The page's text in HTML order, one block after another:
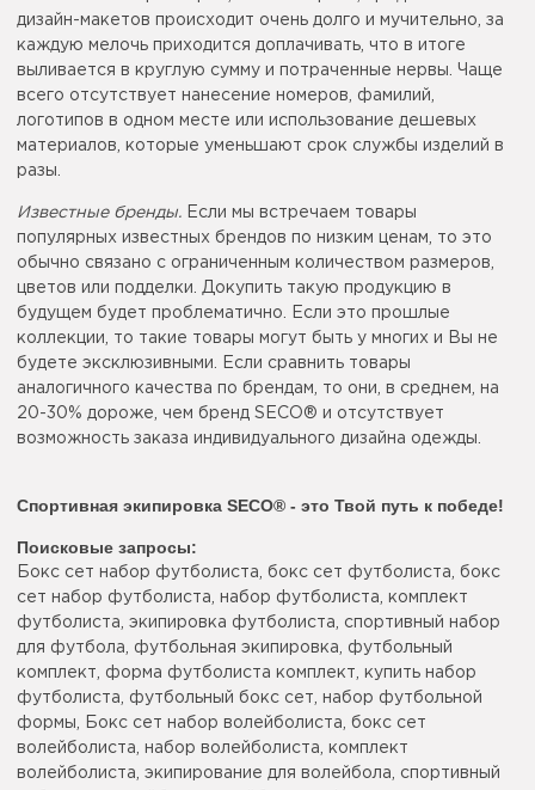
дизайн-макетов происходит очень долго и мучительно, за
каждую мелочь приходится доплачивать, что в итоге
выливается в круглую сумму и потраченные нервы. Чаще
всего отсутствует нанесение номеров, фамилий,
логотипов в одном месте или использование дешевых
материалов, которые уменьшают срок службы изделий в
разы.
Известные бренды. Если мы встречаем товары
популярных известных брендов по низким ценам, то это
обычно связано с ограниченным количеством размеров,
цветов или подделки. Докупить такую продукцию в
будущем будет проблематично. Если это прошлые
коллекции, то такие товары могут быть у многих и Вы не
будете эксклюзивными. Если сравнить товары
аналогичного качества по брендам, то они, в среднем, на
20-30% дороже, чем бренд SECO® и отсутствует
возможность заказа индивидуального дизайна одежды.
Спортивная экипировка SECO® - это Твой путь к победе!
Поисковые запросы:
Бокс сет набор футболиста, бокс сет футболиста, бокс
сет набор футболиста, набор футболиста, комплект
футболиста, экипировка футболиста, спортивный набор
для футбола, футбольная экипировка, футбольный
комплект, форма футболиста комплект, купить набор
футболиста, футбольный бокс сет, набор футбольной
формы, Бокс сет набор волейболиста, бокс сет
волейболиста, набор волейболиста, комплект
волейболиста, экипирование для волейбола, спортивный